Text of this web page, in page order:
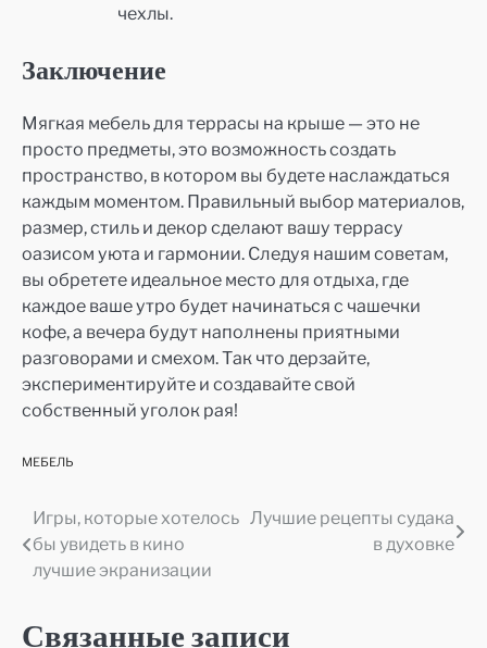
чехлы.
Заключение
Мягкая мебель для террасы на крыше — это не
просто предметы, это возможность создать
пространство, в котором вы будете наслаждаться
каждым моментом. Правильный выбор материалов,
размер, стиль и декор сделают вашу террасу
оазисом уюта и гармонии. Следуя нашим советам,
вы обретете идеальное место для отдыха, где
каждое ваше утро будет начинаться с чашечки
кофе, а вечера будут наполнены приятными
разговорами и смехом. Так что дерзайте,
экспериментируйте и создавайте свой
собственный уголок рая!
МЕБЕЛЬ
Навигация
по
Игры, которые хотелось
бы увидеть в кино
лучшие экранизации
Лучшие рецепты судака
в духовке
Связанные записи